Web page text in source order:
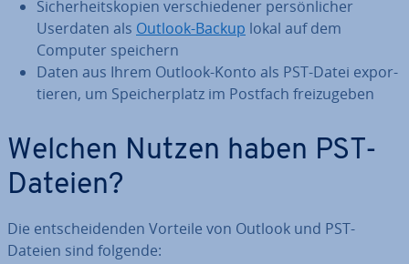
Si­cher­heits­ko­pien ver­schie­de­ner per­sön­li­cher
Userdaten als Outlook-Backup lokal auf dem
Computer speichern
Daten aus Ihrem Outlook-Konto als PST-Datei ex­por­
tie­ren, um Spei­cher­platz im Postfach frei­zu­ge­ben
Welchen Nutzen haben PST-
Dateien?
Die ent­schei­den­den Vorteile von Outlook und PST-
Dateien sind folgende: